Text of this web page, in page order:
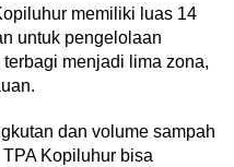
memiliki luas 14
untuk pengelolaan
menjadi lima zona,
dan volume sampah
Kopiluhur bisa